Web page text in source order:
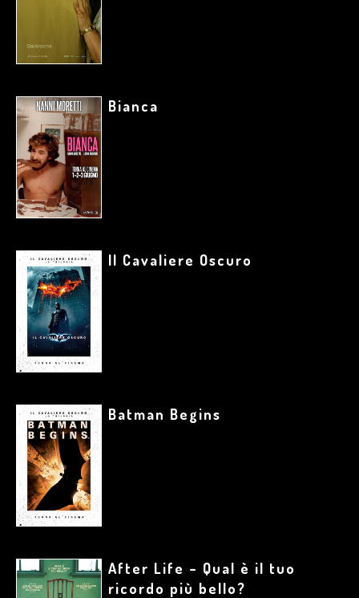
Bianca
Il Cavaliere Oscuro
Batman Begins
After Life – Qual è il tuo
ricordo più bello?